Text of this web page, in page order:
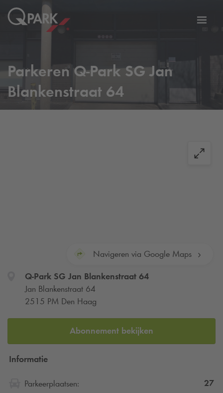
Parkeren Q-Park SG Jan
Blankenstraat 64
Navigeren via Google Maps
Q-ParkSG Jan Blankenstraat 64
Jan Blankenstraat 64
2515 PM Den Haag
Abonnement bekijken
Informatie
Parkeerplaatsen:
27